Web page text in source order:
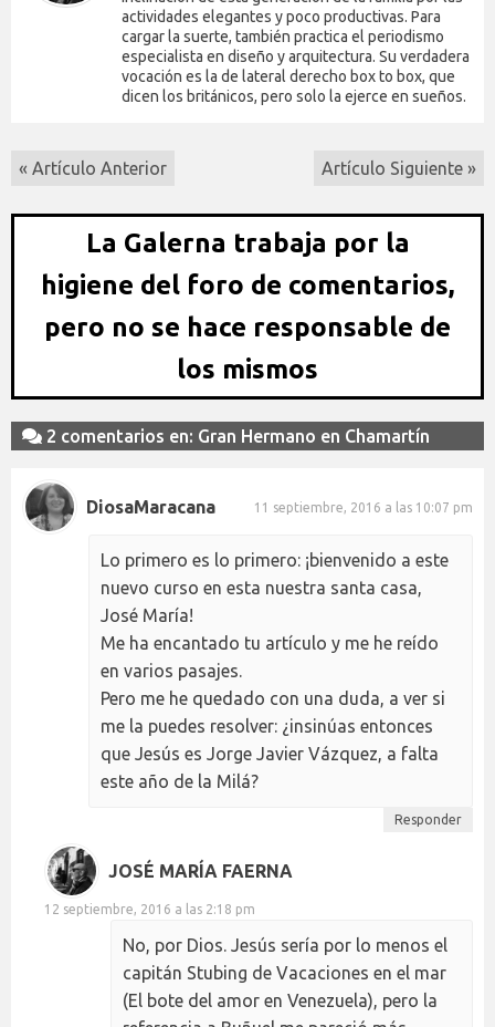
actividades elegantes y poco productivas. Para
cargar la suerte, también practica el periodismo
especialista en diseño y arquitectura. Su verdadera
vocación es la de lateral derecho box to box, que
dicen los británicos, pero solo la ejerce en sueños.
« Artículo Anterior Artículo Siguiente »
La Galerna trabaja por la
higiene del foro de comentarios,
pero no se hace responsable de
los mismos
2 comentarios en: Gran Hermano en Chamartín
DiosaMaracana 11 septiembre, 2016 a las 10:07 pm
Lo primero es lo primero: ¡bienvenido a este
nuevo curso en esta nuestra santa casa,
José María!
Me ha encantado tu artículo y me he reído
en varios pasajes.
Pero me he quedado con una duda, a ver si
me la puedes resolver: ¿insinúas entonces
que Jesús es Jorge Javier Vázquez, a falta
este año de la Milá?
Responder
JOSÉ MARÍA FAERNA
12 septiembre, 2016 a las 2:18 pm
No, por Dios. Jesús sería por lo menos el
capitán Stubing de Vacaciones en el mar
(El bote del amor en Venezuela), pero la